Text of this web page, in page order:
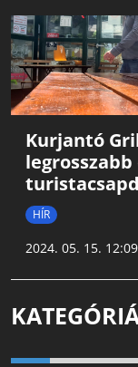
Kurjantó
HÍR
2024. 05. 15. 12:09